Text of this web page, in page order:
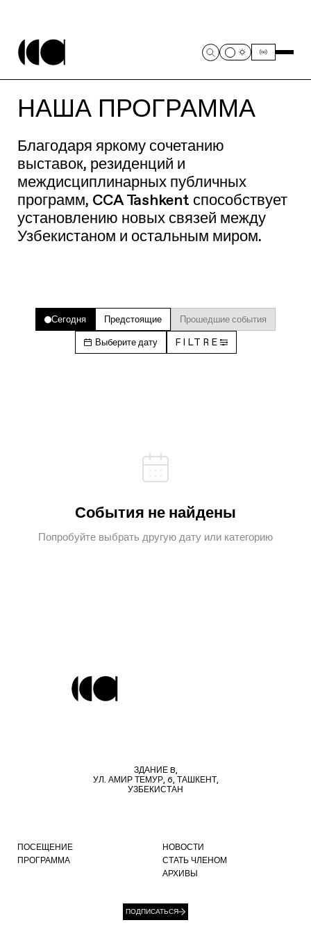
НАША ПРОГРАММА
Благодаря яркому сочетанию
выставок, резиденций и
междисциплинарных публичных
программ, CCA Tashkent способствует
установлению новых связей между
Узбекистаном и остальным миром.
Сегодня Предстоящие Прошедшие события
Выберите дату FILTRE
События не найдены
Попробуйте выбрать другую дату или категорию
ЗДАНИЕ B,
УЛ. АМИР ТЕМУР, 6, ТАШКЕНТ,
УЗБЕКИСТАН
ПОСЕЩЕНИЕ
ПРОГРАММА
НОВОСТИ
СТАТЬ ЧЛЕНОМ
АРХИВЫ
ПОДПИСАТЬСЯ